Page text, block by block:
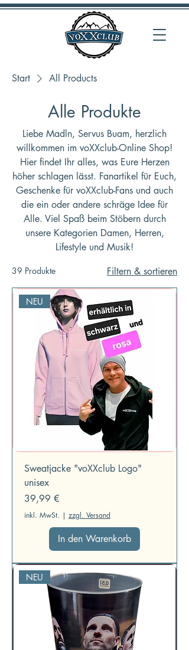
Start All Products
Alle Produkte
Liebe Madln, Servus Buam, herzlich
willkommen im voXXclub-Online Shop!
Hier findet Ihr alles, was Eure Herzen
höher schlagen lässt. Fanartikel für Euch,
Geschenke für voXXclub-Fans und auch
die ein oder andere schräge Idee für
Alle. Viel Spaß beim Stöbern durch
unsere Kategorien Damen, Herren,
Lifestyle und Musik!
39 Produkte Filtern & sortieren
NEU
Sweatjacke "voXXclub Logo"
unisex
Preis
39,99 €
inkl. MwSt. | zzgl. Versand
In den Warenkorb
NEU